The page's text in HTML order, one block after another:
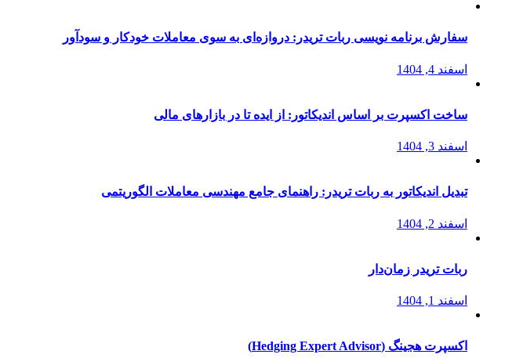
سفارش برنامه نویسی ربات تریدر: دروازه‌ای به سوی معاملات خودکار و سودآور
اسفند 4, 1404
ساخت اکسپرت بر اساس اندیکاتور: از ایده تا در بازارهای مالی
اسفند 3, 1404
تبدیل اندیکاتور به ربات تریدر: راهنمای جامع مهندسی معاملات الگوریتمی
اسفند 2, 1404
ربات تریدر زمان‌دار
اسفند 1, 1404
اکسپرت هجینگ (Hedging Expert Advisor)